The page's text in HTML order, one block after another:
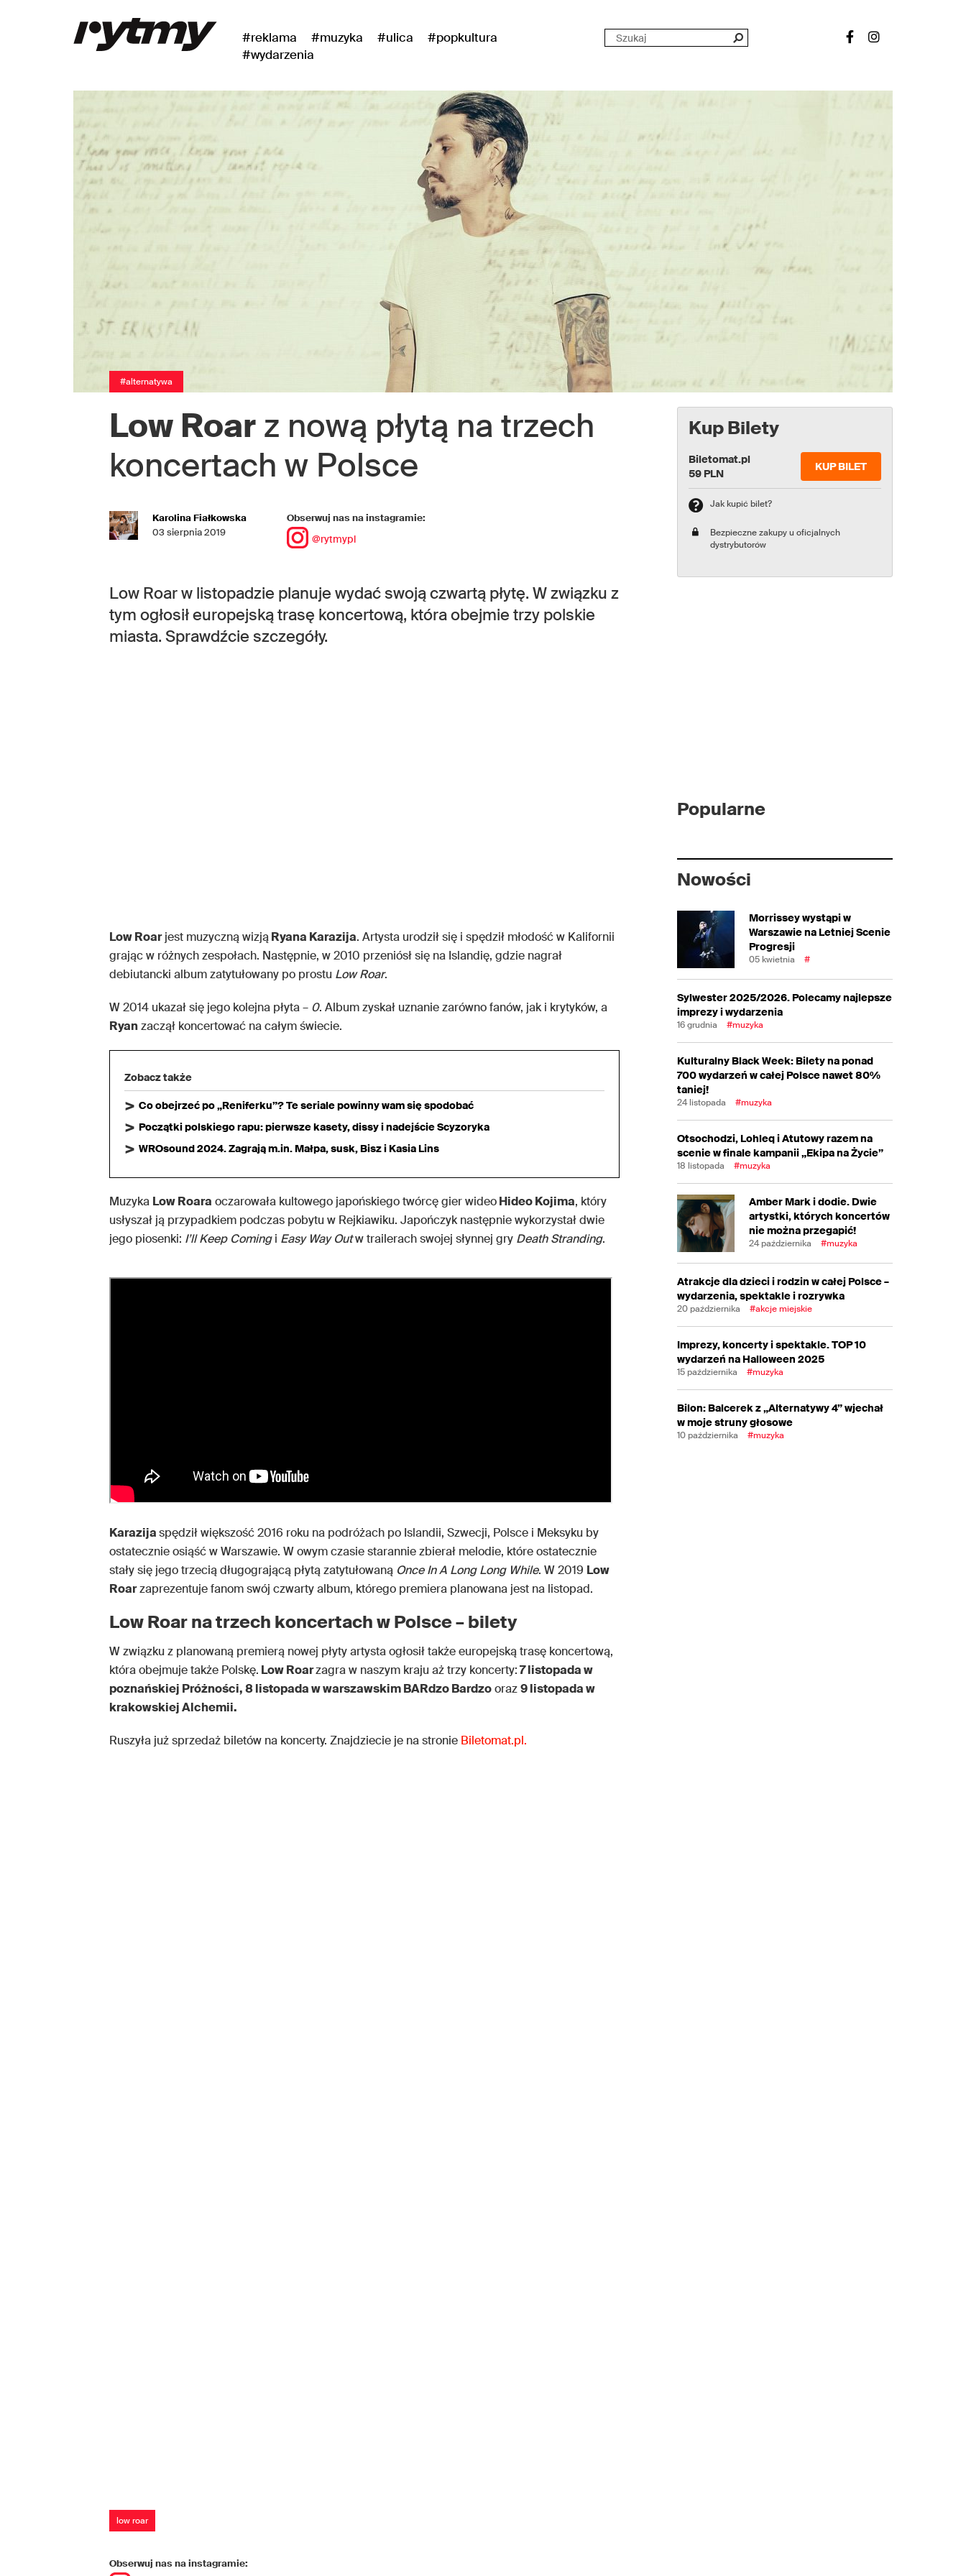
#reklama #muzyka #ulica
#popkultura
#wydarzenia
#alternatywa
Low Roar z nową płytą na trzech
koncertach w Polsce
Karolina Fiałkowska
03 sierpnia 2019
Obserwuj nas na instagramie:
@rytmypl
Low Roar w listopadzie planuje wydać swoją czwartą płytę. W związku z
tym ogłosił europejską trasę koncertową, która obejmie trzy polskie
miasta. Sprawdźcie szczegóły.
Low Roarjest muzyczną wizjąRyana Karazija. Artysta urodził się i spędził młodość w Kalifornii
grając w różnych zespołach. Następnie, w 2010 przeniósł się na Islandię, gdzie nagrał
debiutancki album zatytułowany po prostu Low Roar.
W 2014 ukazał się jego kolejna płyta – 0. Album zyskał uznanie zarówno fanów, jak i krytyków, a
Ryanzaczął koncertować na całym świecie.
Zobacz także
Co obejrzeć po „Reniferku”? Te seriale powinny wam się spodobać
Początki polskiego rapu: pierwsze kasety, dissy i nadejście Scyzoryka
WROsound 2024. Zagrają m.in. Małpa, susk, Bisz i Kasia Lins
Muzyka Low Roara oczarowała kultowego japońskiego twórcę gier wideoHideo Kojima, który
usłyszał ją przypadkiem podczas pobytu w Rejkiawiku. Japończyk następnie wykorzystał dwie
jego piosenki: I’ll Keep Comingi Easy Way Outw trailerach swojej słynnej gry Death Stranding.
Karazijaspędził większość 2016 roku na podróżach po Islandii, Szwecji, Polsce i Meksyku by
ostatecznie osiąść w Warszawie. W owym czasie starannie zbierał melodie, które ostatecznie
stały się jego trzecią długogrającą płytą zatytułowaną Once In A Long Long While. W 2019 Low
Roarzaprezentuje fanom swój czwarty album, którego premiera planowana jest na listopad.
Low Roar na trzech koncertach w Polsce – bilety
W związku z planowaną premierą nowej płyty artysta ogłosił także europejską trasę koncertową,
która obejmuje także Polskę. Low Roarzagra w naszym kraju aż trzy koncerty:7 listopada w
poznańskiej Próżności, 8 listopada w warszawskim BARdzo Bardzooraz9 listopada w
krakowskiej Alchemii.
Ruszyła już sprzedaż biletów na koncerty. Znajdziecie je na stronie Biletomat.pl.
low roar
Obserwuj nas na instagramie:
Kup Bilety
Biletomat.pl
59 PLN
KUP BILET
Jak kupić bilet?
Bezpieczne zakupy u oficjalnych
dystrybutorów
Popularne
Nowości
Morrissey wystąpi w
Warszawie na Letniej Scenie
Progresji
05 kwietnia #
Sylwester 2025/2026. Polecamy najlepsze
imprezy i wydarzenia
16 grudnia #muzyka
Kulturalny Black Week: Bilety na ponad
700 wydarzeń w całej Polsce nawet 80%
taniej!
24 listopada #muzyka
Otsochodzi, Lohleq i Atutowy razem na
scenie w finale kampanii „Ekipa na Życie”
18 listopada #muzyka
Amber Mark i dodie. Dwie
artystki, których koncertów
nie można przegapić!
24 października #muzyka
Atrakcje dla dzieci i rodzin w całej Polsce –
wydarzenia, spektakle i rozrywka
20 października #akcje miejskie
Imprezy, koncerty i spektakle. TOP 10
wydarzeń na Halloween 2025
15 października #muzyka
Bilon: Balcerek z „Alternatywy 4” wjechał
w moje struny głosowe
10 października #muzyka